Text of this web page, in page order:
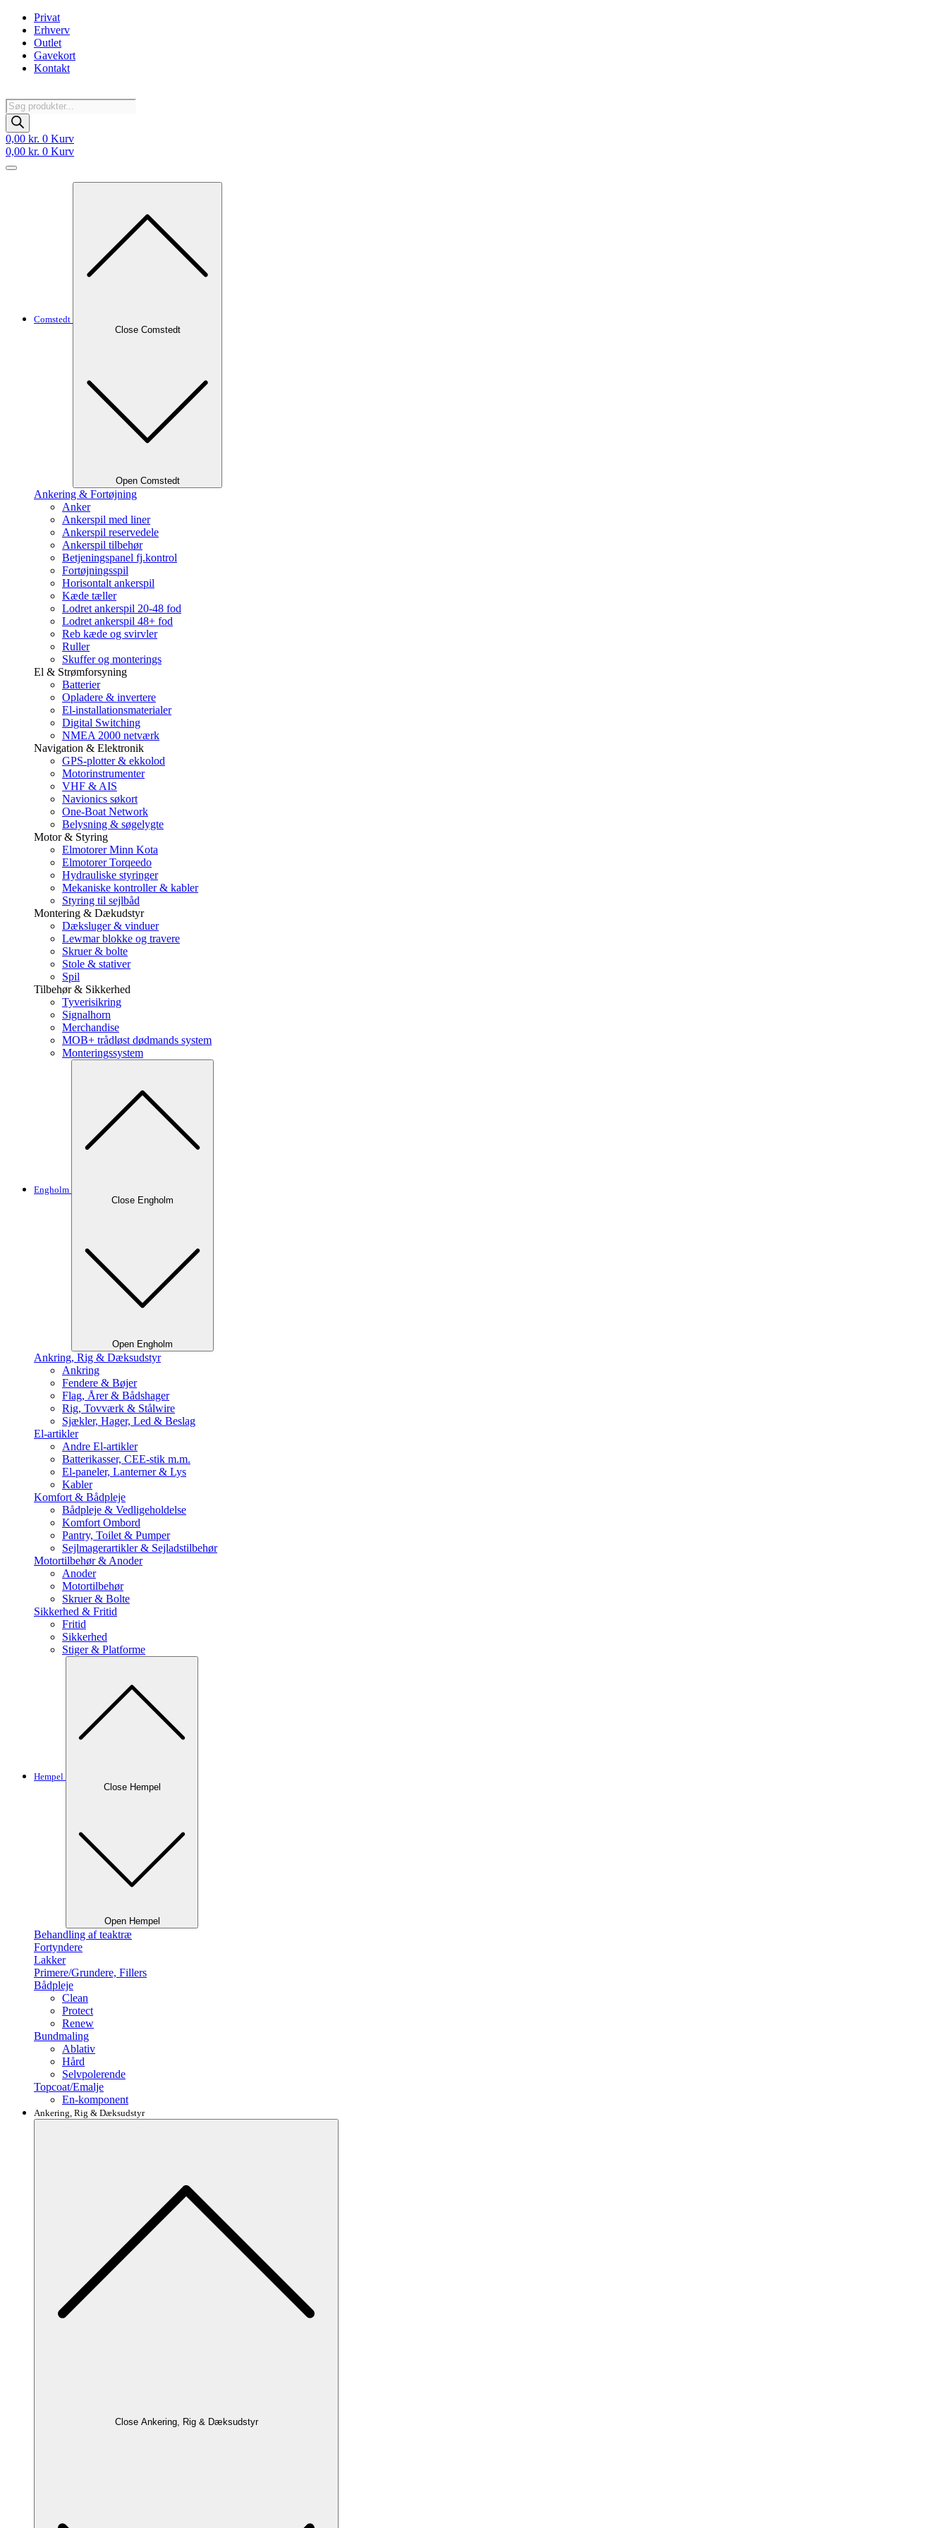
Videre
indhold
Privat
Erhverv
Outlet
Gavekort
Kontakt
Products
search
0,00 kr. 0 Kurv
0,00 kr. 0 Kurv
Comstedt
Close Comstedt
Open Comstedt
Ankering & Fortøjning
Anker
Ankerspil med liner
Ankerspil reservedele
Ankerspil tilbehør
Betjeningspanel fj.kontrol
Fortøjningsspil
Horisontalt ankerspil
Kæde tæller
Lodret ankerspil 20-48 fod
Lodret ankerspil 48+ fod
Reb kæde og svirvler
Ruller
Skuffer og monterings
El & Strømforsyning
Batterier
Opladere & invertere
El-installationsmaterialer
Digital Switching
NMEA 2000 netværk
Navigation & Elektronik
GPS-plotter & ekkolod
Motorinstrumenter
VHF & AIS
Navionics søkort
One-Boat Network
Belysning & søgelygte
Motor & Styring
Elmotorer Minn Kota
Elmotorer Torqeedo
Hydrauliske styringer
Mekaniske kontroller & kabler
Styring til sejlbåd
Montering & Dækudstyr
Dæksluger & vinduer
Lewmar blokke og travere
Skruer & bolte
Stole & stativer
Spil
Tilbehør & Sikkerhed
Tyverisikring
Signalhorn
Merchandise
MOB+ trådløst dødmands system
Monteringssystem
Engholm
Close Engholm
Open Engholm
Ankring, Rig & Dæksudstyr
Ankring
Fendere & Bøjer
Flag, Årer & Bådshager
Rig, Tovværk & Stålwire
Sjækler, Hager, Led & Beslag
El-artikler
Andre El-artikler
Batterikasser, CEE-stik m.m.
El-paneler, Lanterner & Lys
Kabler
Komfort & Bådpleje
Bådpleje & Vedligeholdelse
Komfort Ombord
Pantry, Toilet & Pumper
Sejlmagerartikler & Sejladstilbehør
Motortilbehør & Anoder
Anoder
Motortilbehør
Skruer & Bolte
Sikkerhed & Fritid
Fritid
Sikkerhed
Stiger & Platforme
Hempel
Close Hempel
Open Hempel
Behandling af teaktræ
Fortyndere
Lakker
Primere/Grundere, Fillers
Bådpleje
Clean
Protect
Renew
Bundmaling
Ablativ
Hård
Selvpolerende
Topcoat/Emalje
En-komponent
Ankering, Rig & Dæksudstyr
Close Ankering, Rig & Dæksudstyr